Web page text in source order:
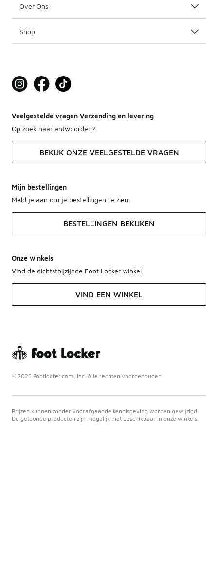
Over Ons
Shop
Veelgestelde vragen Verzending en levering
Op zoek naar antwoorden?
BEKIJK ONZE VEELGESTELDE VRAGEN
Mijn bestellingen
Meld je aan om je bestellingen te zien.
BESTELLINGEN BEKIJKEN
Onze winkels
Vind de dichtstbijzijnde Foot Locker winkel.
VIND EEN WINKEL
© 2025 Footlocker.com, Inc. Alle rechten voorbehouden
Prijzen kunnen zonder voorafgaande kennisgeving worden gewijzigd.
De getoonde producten zijn mogelijk niet beschikbaar in onze winkels.